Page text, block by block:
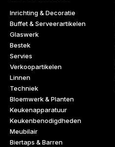
Inrichting & Decoratie
Buffet & Serveerartikelen
Glaswerk
Bestek
Servies
Verkoopartikelen
Linnen
Techniek
Bloemwerk & Planten
Keukenapparatuur
Keukenbenodigdheden
Meubilair
Biertaps & Barren